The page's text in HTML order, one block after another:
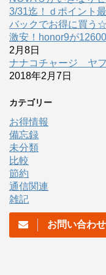
3/31迄！ｄポイント
バックでお得に買う☆
激安！honor9が
2月8日
ナナコチャージ ヤ
2018年2月7日
カテゴリー
お得情報
備忘録
未分類
比較
節約
通信関連
雑記
お問い合わせ